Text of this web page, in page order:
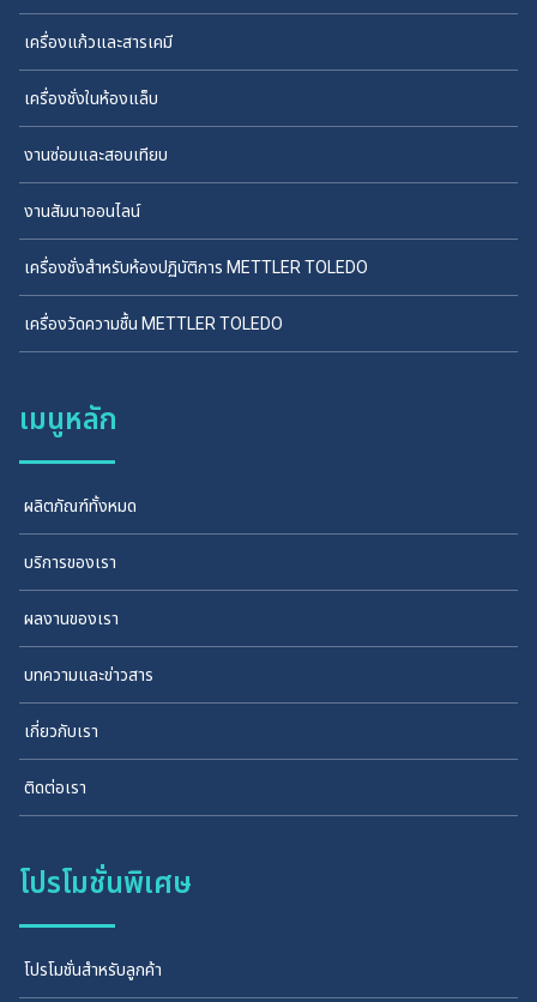
เครื่องแก้วและสารเคมี
เครื่องชั่งในห้องแล็บ
งานซ่อมและสอบเทียบ
งานสัมนาออนไลน์
เครื่องชั่งสำหรับห้องปฏิบัติการ METTLER TOLEDO
เครื่องวัดความชื้น METTLER TOLEDO
เมนูหลัก
ผลิตภัณฑ์ทั้งหมด
บริการของเรา
ผลงานของเรา
บทความและข่าวสาร
เกี่ยวกับเรา
ติดต่อเรา
โปรโมชั่นพิเศษ
โปรโมชั่นสำหรับลูกค้า